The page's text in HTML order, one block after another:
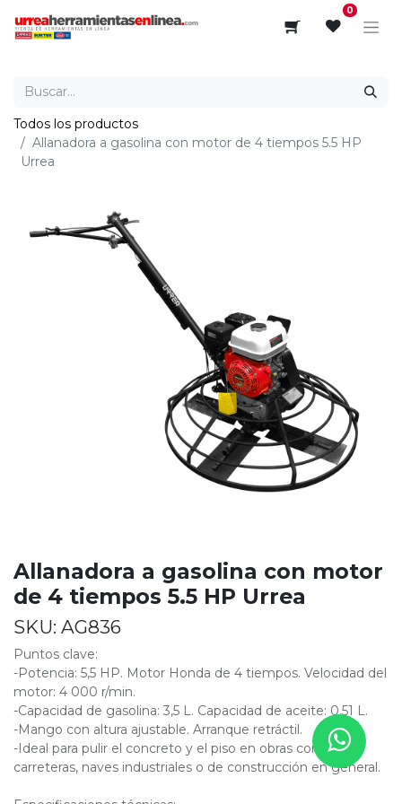
0
Todos los productos
Allanadora a gasolina con motor de 4 tiempos 5.5 HP
Urrea
Allanadora a gasolina con motor
de 4 tiempos 5.5 HP Urrea
SKU: AG836
Puntos clave:
-Potencia: 5,5 HP. Motor Honda de 4 tiempos. Velocidad del
motor: 4 000 r/min.
-Capacidad de gasolina: 3,5 L. Capacidad de aceite: 0,51 L.
-Mango con altura ajustable. Arranque retráctil.
-Ideal para pulir el concreto y el piso en obras como
carreteras, naves industriales o de construcción en general.